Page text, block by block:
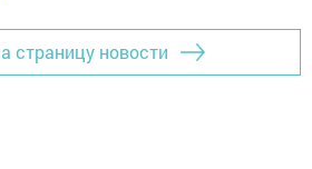
страницу новости